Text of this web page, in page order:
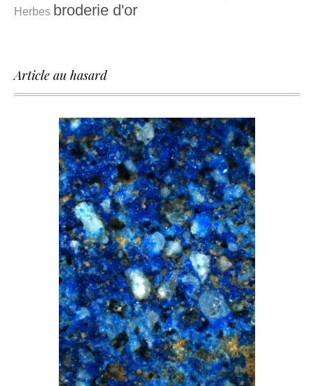
Herbes broderie d'or
Article au hasard